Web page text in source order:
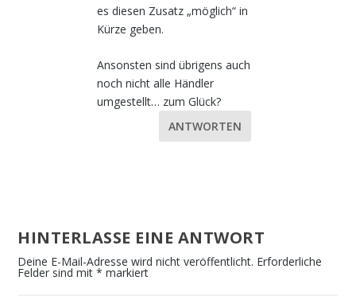
es diesen Zusatz „möglich“ in
Kürze geben.
Ansonsten sind übrigens auch
noch nicht alle Händler
umgestellt… zum Glück?
ANTWORTEN
HINTERLASSE EINE ANTWORT
Deine E-Mail-Adresse wird nicht veröffentlicht. Erforderliche
Felder sind mit* markiert